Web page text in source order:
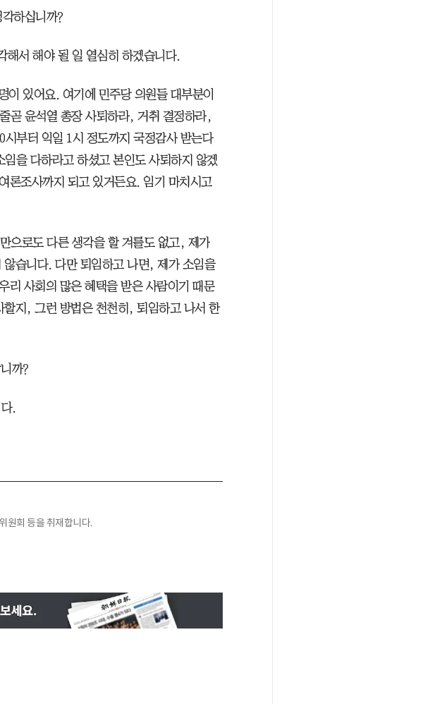
하십니까?
서 해야 될 일 열심히 하겠습니다.
이 있어요. 여기에 민주당 의원들 대부분이
곧 윤석열 총장 사퇴하라, 거취 결정하라,
부터 익일 1시 정도까지 국정감사 받는다
을 다하라고 하셨고 본인도 사퇴하지 않겠
론조사까지 되고 있거든요. 임기 마치시고
으로도 다른 생각을 할 겨를도 없고, 제가
습니다. 다만 퇴임하고 나면, 제가 소임을
리 사회의 많은 혜택을 받은 사람이기 때문
지, 그런 방법은 천천히, 퇴임하고 나서 한
까?
.
원회 등을 취재합니다.